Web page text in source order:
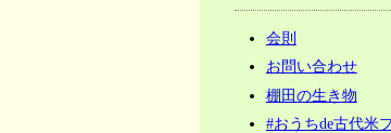
会則
お問い合わせ
棚田の生き物
#おうちde古代米